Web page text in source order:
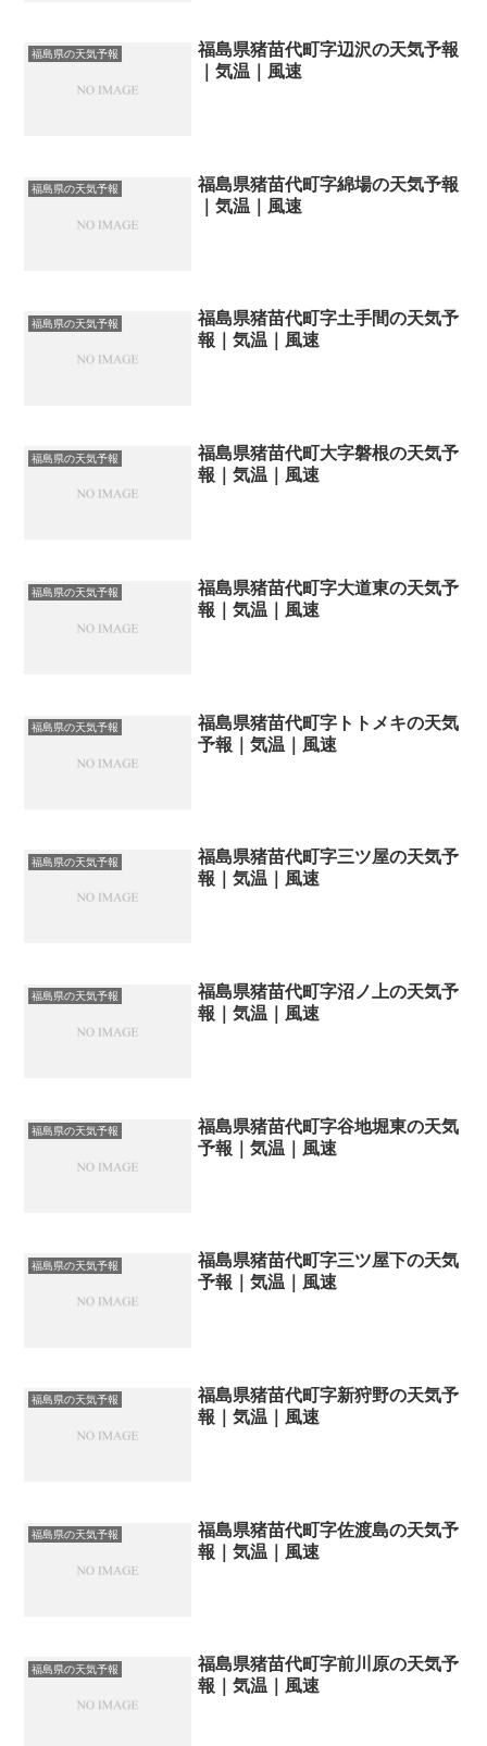
福島県の天気予報
福島県猪苗代町字辺沢の天気予報
｜気温｜風速
福島県の天気予報
福島県猪苗代町字綿場の天気予報
｜気温｜風速
福島県の天気予報
福島県猪苗代町字土手間の天気予
報｜気温｜風速
福島県の天気予報
福島県猪苗代町大字磐根の天気予
報｜気温｜風速
福島県の天気予報
福島県猪苗代町字大道東の天気予
報｜気温｜風速
福島県の天気予報
福島県猪苗代町字トトメキの天気
予報｜気温｜風速
福島県の天気予報
福島県猪苗代町字三ツ屋の天気予
報｜気温｜風速
福島県の天気予報
福島県猪苗代町字沼ノ上の天気予
報｜気温｜風速
福島県の天気予報
福島県猪苗代町字谷地堀東の天気
予報｜気温｜風速
福島県の天気予報
福島県猪苗代町字三ツ屋下の天気
予報｜気温｜風速
福島県の天気予報
福島県猪苗代町字新狩野の天気予
報｜気温｜風速
福島県の天気予報
福島県猪苗代町字佐渡島の天気予
報｜気温｜風速
福島県の天気予報
福島県猪苗代町字前川原の天気予
報｜気温｜風速